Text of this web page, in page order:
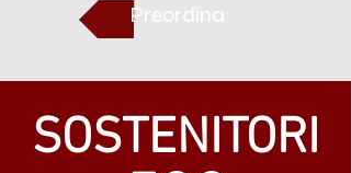
Preordina
SOSTENITORI